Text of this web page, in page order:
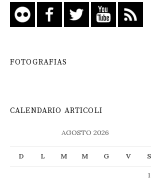
FOTOGRAFIAS
CALENDARIO ARTICOLI
AGOSTO 2026
D L M M G V S
1